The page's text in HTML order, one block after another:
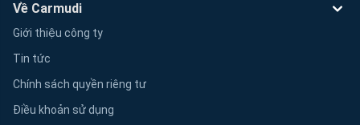
Về Carmudi
Giới thiệu công ty
Tin tức
Chính sách quyền riêng tư
Điều khoản sử dụng